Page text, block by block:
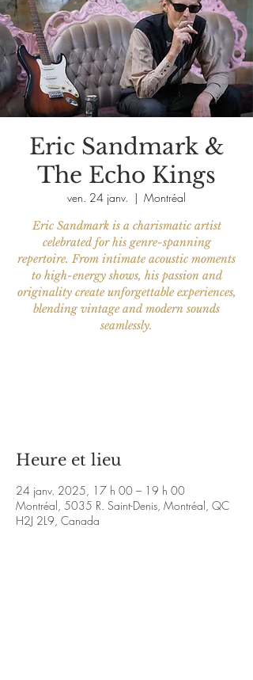
Eric Sandmark &
The Echo Kings
ven. 24 janv.
  |
Montréal
Eric Sandmark is a charismatic artist
celebrated for his genre-spanning
repertoire. From intimate acoustic moments
to high-energy shows, his passion and
originality create unforgettable experiences,
blending vintage and modern sounds
seamlessly.
Heure et lieu
24 janv. 2025, 17 h 00 – 19 h 00
Montréal, 5035 R. Saint-Denis, Montréal, QC
H2J 2L9, Canada